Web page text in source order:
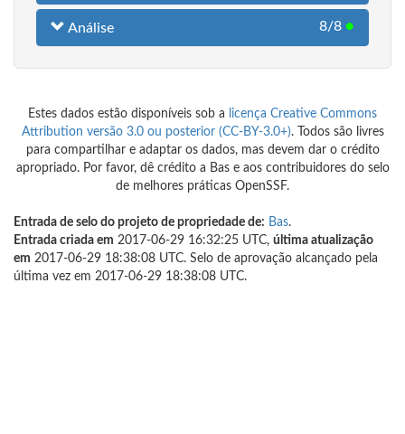
Análise 8/8 ●
Estes dados estão disponíveis sob a
licença Creative Commons
Attribution versão 3.0 ou posterior (CC-BY-3.0+). Todos são livres
para compartilhar e adaptar os dados, mas devem dar o crédito
apropriado. Por favor, dê crédito a Bas e aos contribuidores do selo
de melhores práticas OpenSSF.
Entrada de selo do projeto de propriedade de: Bas.
Entrada criada em 2017-06-29 16:32:25 UTC, última atualização
em 2017-06-29 18:38:08 UTC. Selo de aprovação alcançado pela
última vez em 2017-06-29 18:38:08 UTC.